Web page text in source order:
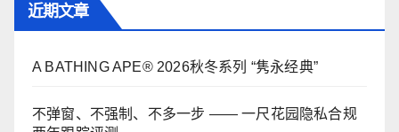
近期文章
A BATHING APE® 2026秋冬系列 “隽永经典”
不弹窗、不强制、不多一步 —— 一尺花园隐私合规